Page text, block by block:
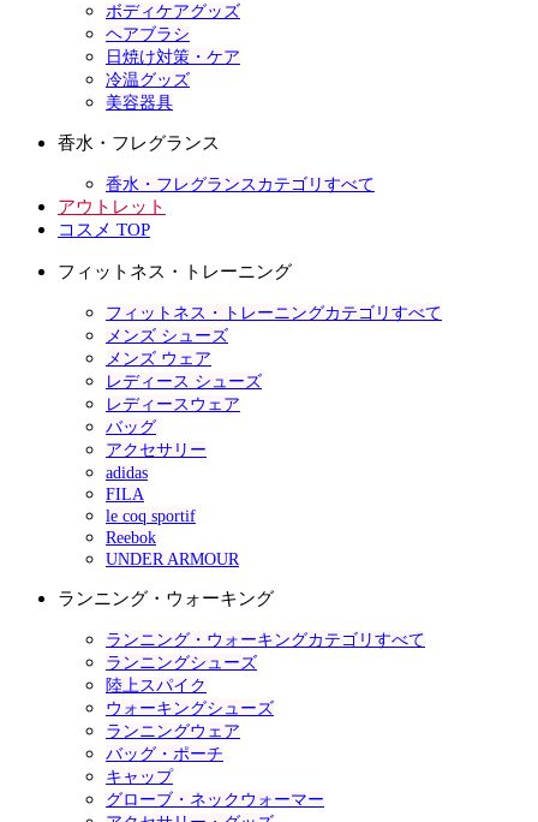
ボディケアグッズ
ヘアブラシ
日焼け対策・ケア
冷温グッズ
美容器具
香水・フレグランス
香水・フレグランスカテゴリすべて
アウトレット
コスメ TOP
フィットネス・トレーニング
フィットネス・トレーニングカテゴリすべて
メンズ シューズ
メンズ ウェア
レディース シューズ
レディースウェア
バッグ
アクセサリー
adidas
FILA
le coq sportif
Reebok
UNDER ARMOUR
ランニング・ウォーキング
ランニング・ウォーキングカテゴリすべて
ランニングシューズ
陸上スパイク
ウォーキングシューズ
ランニングウェア
バッグ・ポーチ
キャップ
グローブ・ネックウォーマー